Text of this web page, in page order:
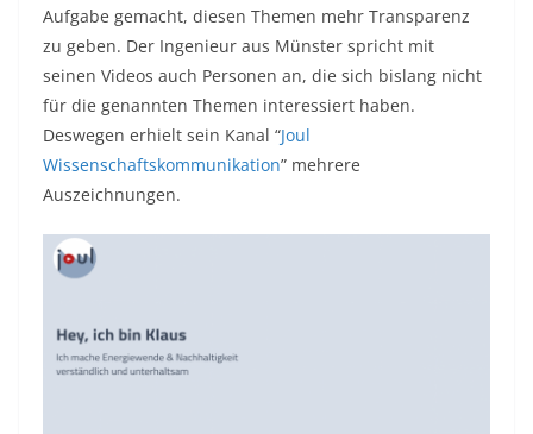
Aufgabe gemacht, diesen Themen mehr Transparenz
zu geben. Der Ingenieur aus Münster spricht mit
seinen Videos auch Personen an, die sich bislang nicht
für die genannten Themen interessiert haben.
Deswegen erhielt sein Kanal “Joul
Wissenschaftskommunikation” mehrere
Auszeichnungen.